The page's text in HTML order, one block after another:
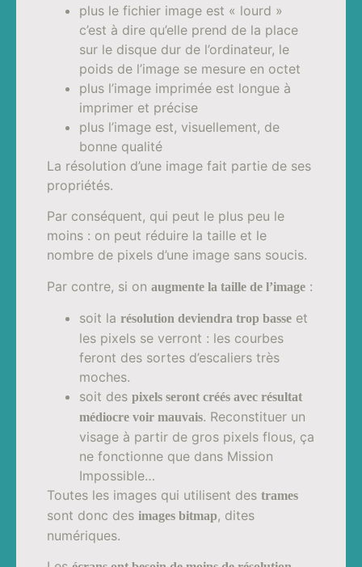
plus le fichier image est « lourd »
c’est à dire qu’elle prend de la place
sur le disque dur de l’ordinateur, le
poids de l’image se mesure en octet
plus l’image imprimée est longue à
imprimer et précise
plus l’image est, visuellement, de
bonne qualité
La résolution d’une image fait partie de ses
propriétés.
Par conséquent, qui peut le plus peu le
moins : on peut réduire la taille et le
nombre de pixels d’une image sans soucis.
Par contre, si onaugmente la taille de l’image :
soit larésolution deviendra trop basse et
les pixels se verront : les courbes
feront des sortes d’escaliers très
moches.
soit despixels seront créés avec résultat
médiocre voir mauvais. Reconstituer un
visage à partir de gros pixels flous, ça
ne fonctionne que dans Mission
Impossible…
Toutes les images qui utilisent destrames
sont donc desimages bitmap, dites
numériques.